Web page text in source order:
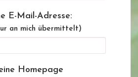
E-Mail-Adresse:
an mich übermittelt)
Homepage